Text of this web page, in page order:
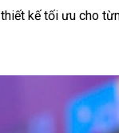
kế tối ưu cho